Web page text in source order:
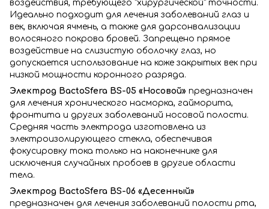
воздействия, требующего "хирургической" точности.
Идеально подходит для лечения заболеваний глаз и
век, включая ячмень, а также для дарсонвализации
волосяного покрова бровей. Запрещено прямое
воздействие на слизистую оболочку глаз, но
допускается использование на коже закрытых век при
низкой мощности коронного разряда.
Электрод BactoSfera BS-05 «Носовой» предназначен
для лечения хронического насморка, гайморита,
фронтита и других заболеваний носовой полости.
Средняя часть электрода изготовлена из
электроизолирующего стекла, обеспечивая
фокусировку тока только на наконечнике для
исключения случайных пробоев в другие области
тела.
Электрод BactoSfera BS-06 «Десенный»
предназначен для лечения заболеваний полости рта,